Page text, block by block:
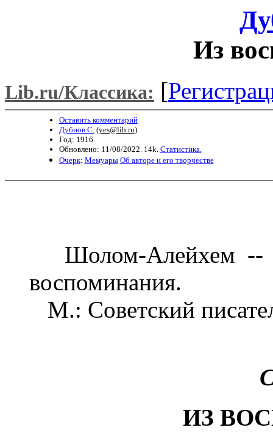
Из
Lib.ru/Классика: [
Оставить комментарий
Дубнов С. (yes@lib.ru)
Год: 1916
Обновлено: 11/08/2022. 14k. Статистика.
Очерк: Мемуары Об авторе и его творчестве
Шолом-Алейхем --
воспоминания.
М.: Советский
ИЗ